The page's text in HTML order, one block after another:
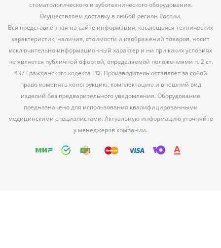
стоматологического и зуботехнического оборудования.
Осуществляем доставку в любой регион России.
Вся представленная на сайте информация, касающаяся технических
характеристик, наличия, стоимости и изображений товаров, носит
исключительно информационный характер и ни при каких условиях
не является публичной офертой, определяемой положениями п. 2 ст.
437 Гражданского кодекса РФ. Производитель оставляет за собой
право изменять конструкцию, комплектацию и внешний вид
изделий без предварительного уведомления. Оборудование
предназначено для использования квалифицированными
медицинскими специалистами. Актуальную информацию уточняйте
у менеджеров компании.